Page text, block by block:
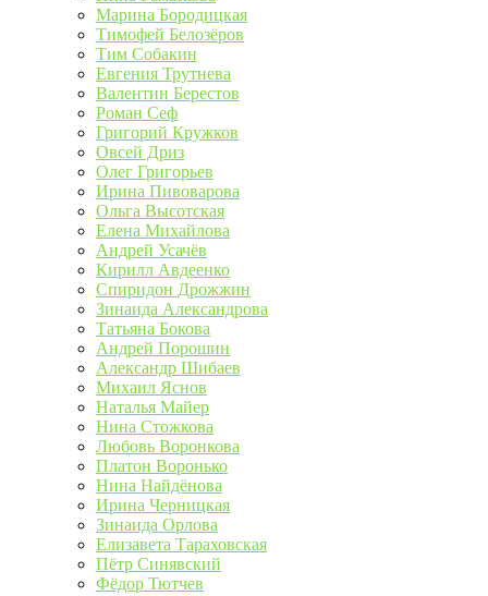
Марина Бородицкая
Тимофей Белозёров
Тим Собакин
Евгения Трутнева
Валентин Берестов
Роман Сеф
Григорий Кружков
Овсей Дриз
Олег Григорьев
Ирина Пивоварова
Ольга Высотская
Елена Михайлова
Андрей Усачёв
Кирилл Авдеенко
Спиридон Дрожжин
Зинаида Александрова
Татьяна Бокова
Андрей Порошин
Александр Шибаев
Михаил Яснов
Наталья Майер
Нина Стожкова
Любовь Воронкова
Платон Воронько
Нина Найдёнова
Ирина Черницкая
Зинаида Орлова
Елизавета Тараховская
Пётр Синявский
Фёдор Тютчев